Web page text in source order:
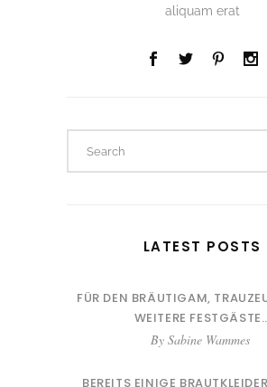
aliquam erat
LATEST POSTS
FÜR DEN BRÄUTIGAM,
WEITERE
By Sabine Wammes
BEREITS EINIGE